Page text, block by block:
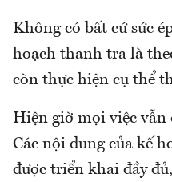
Không có bất cứ sức
hoạch thanh tra là
còn thực hiện cụ thể
Hiện giờ mọi việc vẫn
Các nội dung của kế
được triển khai đầy